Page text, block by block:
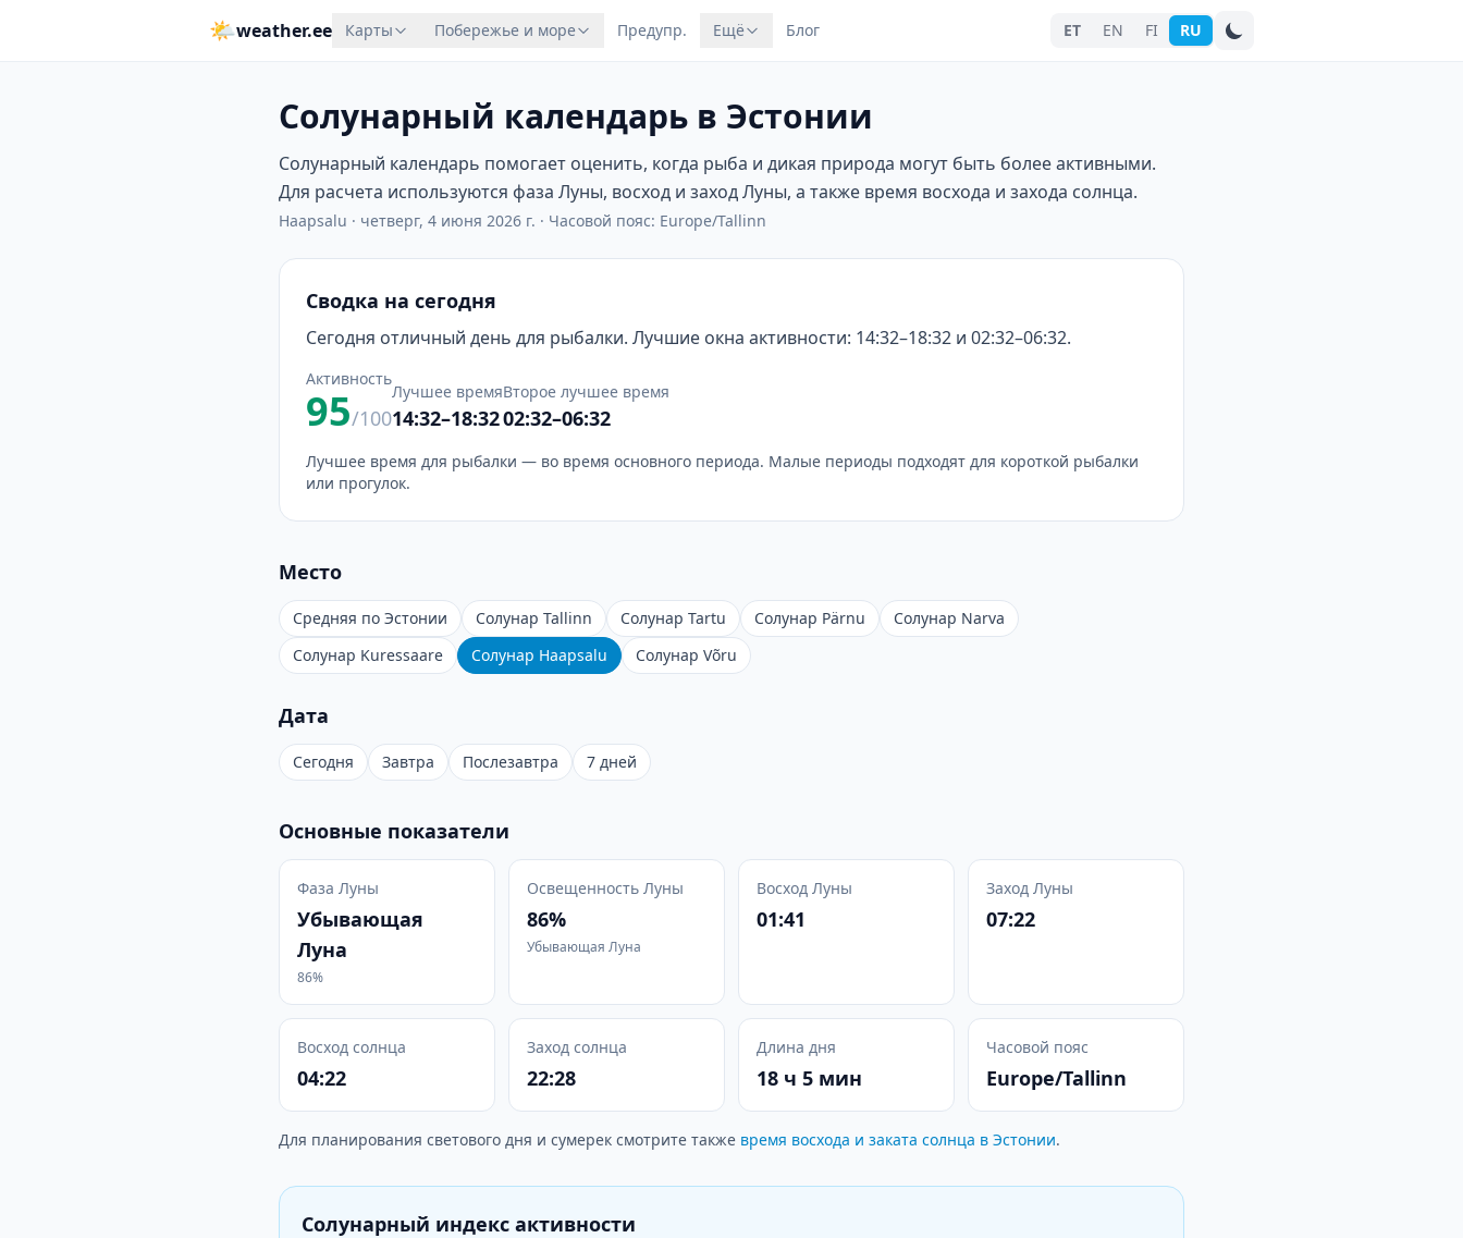
🌤weather.ee Карты Побережье и море Предупр. Ещё Блог Поиск города
ET EN FI RU
Солунарный календарь в Эстонии
Солунарный календарь помогает оценить, когда рыба и дикая природа могут быть более активными.
Для расчета используются фаза Луны, восход и заход Луны, а также время восхода и захода солнца.
Haapsalu · четверг, 4 июня 2026 г. · Часовой пояс: Europe/Tallinn
Сводка на сегодня
Сегодня отличный день для рыбалки. Лучшие окна активности: 14:32–18:32 и 02:32–06:32.
Активность
95/100
Лучшее время
14:32–18:32
Второе лучшее время
02:32–06:32
Лучшее время для рыбалки — во время основного периода. Малые периоды подходят для короткой рыбалки
или прогулок.
Место
Средняя по Эстонии Солунар Tallinn Солунар Tartu Солунар Pärnu
Солунар Narva
Солунар Kuressaare
Солунар Haapsalu Солунар Võru
Дата
Сегодня Завтра Послезавтра 7 дней
Основные показатели
Фаза Луны
Убывающая
Луна
86%
Освещенность Луны
86%
Убывающая Луна
Восход Луны
01:41
Заход Луны
07:22
Восход солнца
04:22
Заход солнца
22:28
Длина дня
18 ч 5 мин
Часовой пояс
Europe/Tallinn
Для планирования светового дня и сумерек смотрите также время восхода и заката солнца в Эстонии.
Солунарный индекс активности